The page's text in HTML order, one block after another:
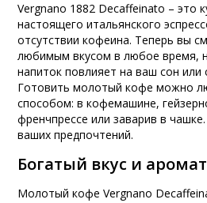
Vergnano 1882 Decaffeinato – это
настоящего итальянского
отсутствии кофеина. Теперь вы
любимым вкусом в любое время,
напиток повлияет на ваш сон или
Готовить молотый кофе можно
способом: в кофемашине,
френчпрессе или заварив в
ваших предпочтений.
Богатый вкус и аромат
Молотый кофе Vergnano